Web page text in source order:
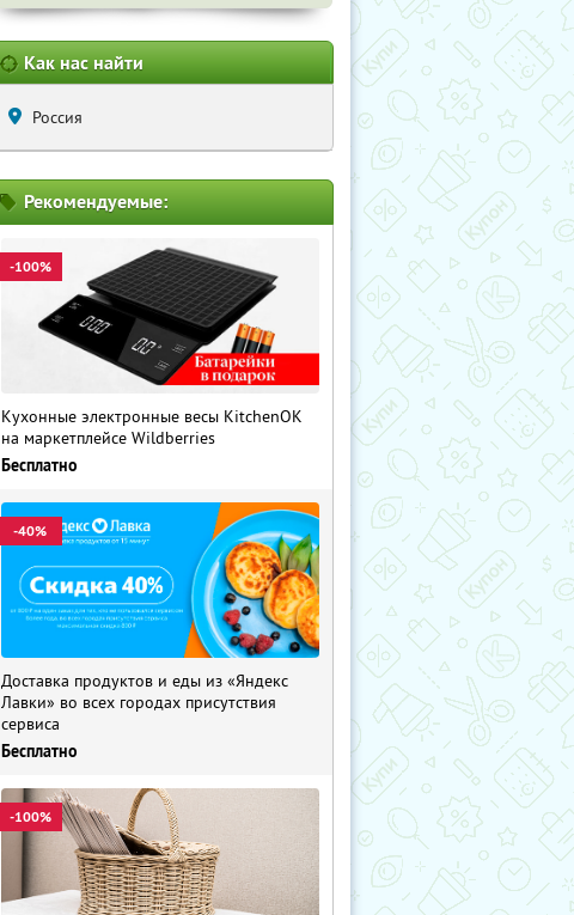
Как нас найти
Россия
Рекомендуемые:
-100%
Кухонные электронные весы KitchenOK
на маркетплейсе Wildberries
Бесплатно
-40%
Доставка продуктов и еды из «Яндекс
Лавки» во всех городах присутствия
сервиса
Бесплатно
-100%